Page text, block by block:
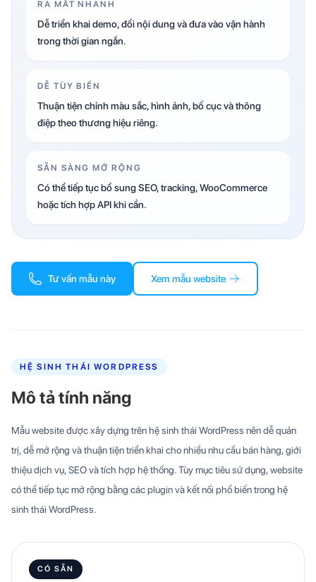
RA MẮT NHANH
Dễ triển khai demo, đổi nội dung và đưa vào vận hành
trong thời gian ngắn.
DỄ TÙY BIẾN
Thuận tiện chỉnh màu sắc, hình ảnh, bố cục và thông
điệp theo thương hiệu riêng.
SẴN SÀNG MỞ RỘNG
Có thể tiếp tục bổ sung SEO, tracking, WooCommerce
hoặc tích hợp API khi cần.
Tư vấn mẫu này Xem mẫu website
HỆ SINH THÁI WORDPRESS
Mô tả tính năng
Mẫu website được xây dựng trên hệ sinh thái WordPress nên dễ quản
trị, dễ mở rộng và thuận tiện triển khai cho nhiều nhu cầu bán hàng, giới
thiệu dịch vụ, SEO và tích hợp hệ thống. Tùy mục tiêu sử dụng, website
có thể tiếp tục mở rộng bằng các plugin và kết nối phổ biến trong hệ
sinh thái WordPress.
CÓ SẴN